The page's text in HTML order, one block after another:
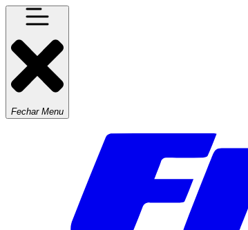
Fechar Menu